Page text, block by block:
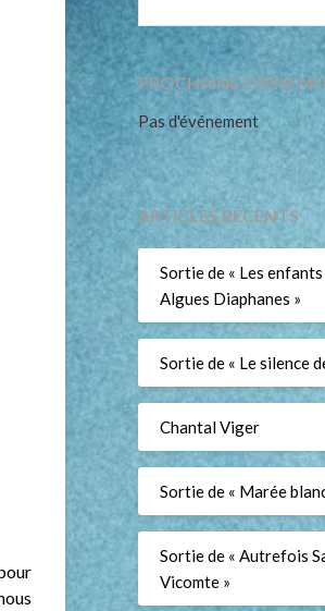
PROCHAINS
Pas d'événement
ARTICLES RÉCENTS
Sortie de « Les
Algues Diaphanes »
Sortie de « Le silence
Chantal Viger
Sortie de « Marée
Sortie de « Autrefois
Vicomte »